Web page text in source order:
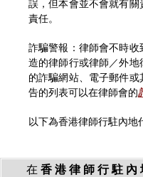
誤，但本會並不會就有
責任。
詐騙警報：律師會不時
造的律師行或律師／外
的詐騙網站、電子郵件
告的列表可以在律師會的
以下為香港律師行駐內地
在 香 港 律 師 行 駐 內